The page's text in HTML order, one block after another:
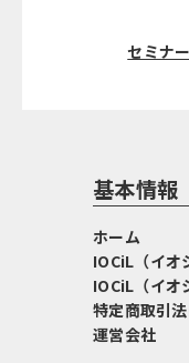
セミナ
基本情報
ホーム
IOCiL（イオ
IOCiL（イオ
特定商取引
運営会社